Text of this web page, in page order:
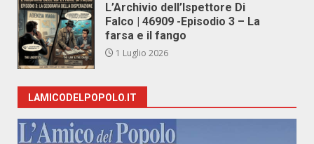
L’Archivio dell’Ispettore Di
Falco | 46909 -Episodio 3 – La
farsa e il fango
1 Luglio 2026
LAMICODELPOPOLO.IT